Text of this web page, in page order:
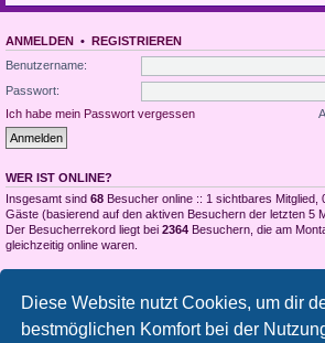
Diese Website nutzt Cookies, um dir
bestmöglichen Komfort bei der
ANMELDEN • REGISTRIEREN
Benutzername:
Passwort:
Ich habe mein Passwort vergessen
WER IST ONLINE?
Insgesamt sind 68 Besucher online :: 1 sichtbares Mitglied,
Gäste (basierend auf den aktiven Besuchern der letzten 5
Der Besucherrekord liegt bei 2364 Besuchern, die am
gleichzeitig online waren.
Beiträge insgesamt3990 • Themen insgesamt 1929 •